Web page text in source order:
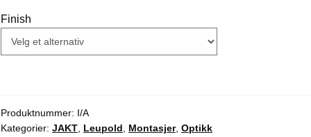
Finish
Produktnummer: I/A
Kategorier: JAKT, Leupold, Montasjer, Optikk